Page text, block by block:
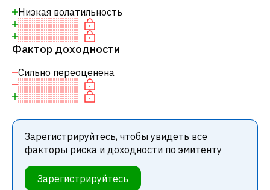
Низкая волатильность
Фактор доходности
Сильно переоценена
Зарегистрируйтесь, чтобы увидеть все
факторы риска и доходности по эмитенту
Зарегистрируйтесь